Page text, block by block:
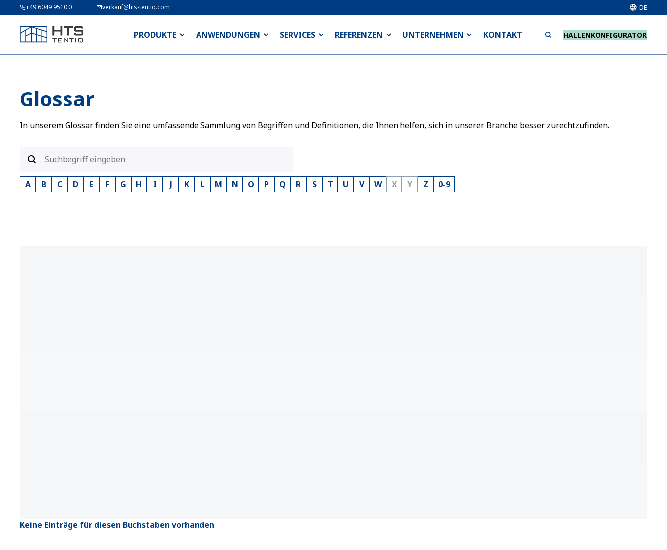
+49 6049 9510 0 verkauf@hts-tentiq.com DE
PRODUKTE ANWENDUNGEN SERVICES REFERENZEN UNTERNEHMEN KONTAKT HALLENKONFIGURATOR
Glossar
In unserem Glossar finden Sie eine umfassende Sammlung von Begriffen und Definitionen, die Ihnen helfen, sich in unserer Branche besser zurechtzufinden.
A B C D E F G H I J K L M N O P Q R S T U V W X Y Z 0-9
Keine Einträge für diesen Buchstaben vorhanden